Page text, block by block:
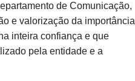
de Comunicação,
e valorização da importância
inteira confiança e que
pela entidade e a